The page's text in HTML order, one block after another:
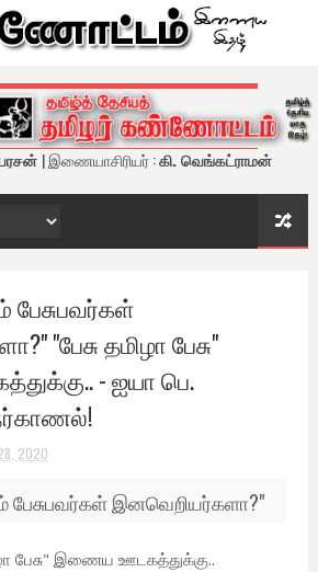
- இணைய இதழ்
| இணையாசிரியர் :கி. வெங்கட்ராமன்
பேசுபவர்கள்
"பேசு தமிழா பேசு"
- ஐயா பெ.
28, 2020
பேசுபவர்கள் இனவெறியர்களா?"
பேசு" இணைய ஊடகத்துக்கு..